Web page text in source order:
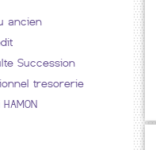
ancien
Succession
tresorerie